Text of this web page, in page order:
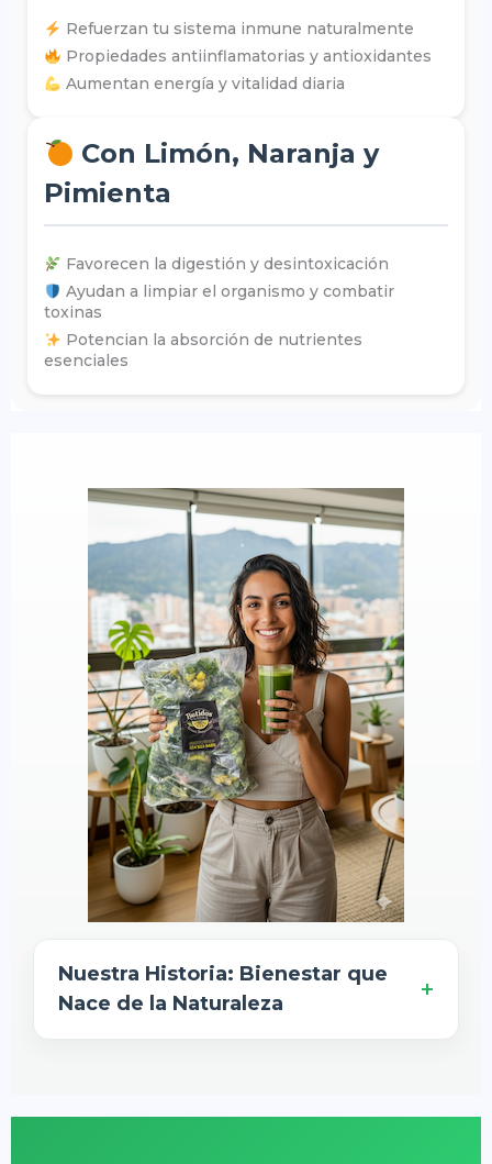
Refuerzan tu sistema inmune naturalmente
Propiedades antiinflamatorias y antioxidantes
Aumentan energía y vitalidad diaria
Con Limón, Naranja y
Pimienta
Favorecen la digestión y desintoxicación
Ayudan a limpiar el organismo y combatir
toxinas
Potencian la absorción de nutrientes
esenciales
Nuestra Historia: Bienestar que
Nace de la Naturaleza
+
desde adentro.